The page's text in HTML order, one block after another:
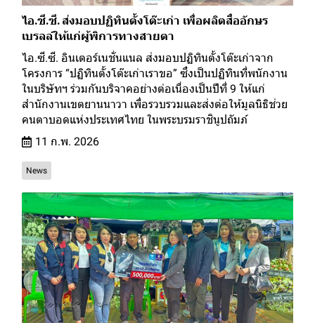
ไอ.ซี.ซี. ส่งมอบปฏิทินตั้งโต๊ะเก่า เพื่อผลิตสื่ออักษร
เบรลล์ให้แก่ผู้พิการทางสายตา
ไอ.ซี.ซี. อินเตอร์เนชั่นแนล ส่งมอบปฏิทินตั้งโต๊ะเก่าจาก
โครงการ “ปฏิทินตั้งโต๊ะเก่าเราขอ” ซึ่งเป็นปฏิทินที่พนักงาน
ในบริษัทฯ ร่วมกันบริจาคอย่างต่อเนื่องเป็นปีที่ 9 ให้แก่
สำนักงานเขตยานนาวา เพื่อรวบรวมและส่งต่อให้มูลนิธิช่วย
คนตาบอดแห่งประเทศไทย ในพระบรมราชินูปถัมภ์
11 ก.พ. 2026
News